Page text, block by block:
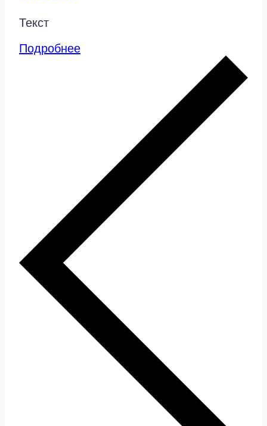
Текст
Подробнее